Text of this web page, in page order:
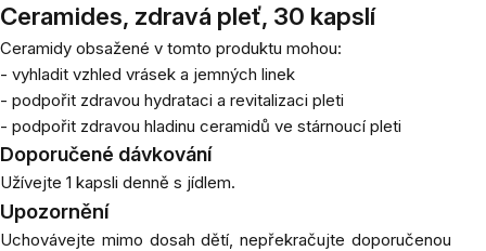
Ceramides, zdravá pleť, 30 kapslí
Ceramidy obsažené v tomto produktu mohou:
- vyhladit vzhled vrásek a jemných linek
- podpořit zdravou hydrataci a revitalizaci pleti
- podpořit zdravou hladinu ceramidů ve stárnoucí pleti
Doporučené dávkování
Užívejte 1 kapsli denně s jídlem.
Upozornění
Uchovávejte mimo dosah dětí, nepřekračujte doporučenou